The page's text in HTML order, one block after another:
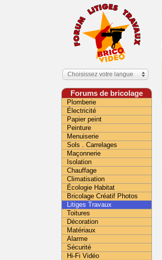
Choisissez votre langue
Forums de bricolage
Plomberie
Électricité
Papier peint
Peinture
Menuiserie
Sols . Carrelages
Maçonnerie
Isolation
Chauffage
Climatisation
Écologie Habitat
Bricolage Créatif Photos
Litiges Travaux
Toitures
Décoration
Matériaux
Alarme
Sécurité
Hi-Fi Vidéo